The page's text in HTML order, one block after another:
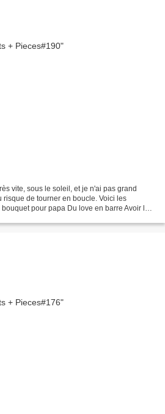
vite, sous le soleil, et je n'ai pas grand
de tourner en boucle. Voici les
pour papa Du love en barre Avoir le